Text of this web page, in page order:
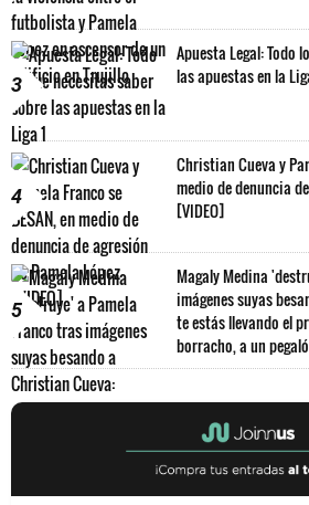
3
Apuesta Legal: Todo
las apuestas en la
4
Christian Cueva y
medio de denuncia
[VIDEO]
5
Magaly Medina
imágenes suyas
te estás llevando el
borracho, a un